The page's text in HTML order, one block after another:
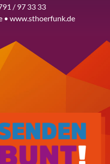
/ 97 33 33
• www.sthoerfunk.de